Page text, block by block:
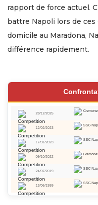
rapport de force actuel.
battre Napoli lors de
domicile au Maradona,
différence rapidement.
28/12/2025
12/02/2023
SSC
17/01/2023
SSC
09/10/2022
24/07/2019
SSC
13/06/1999
SSC